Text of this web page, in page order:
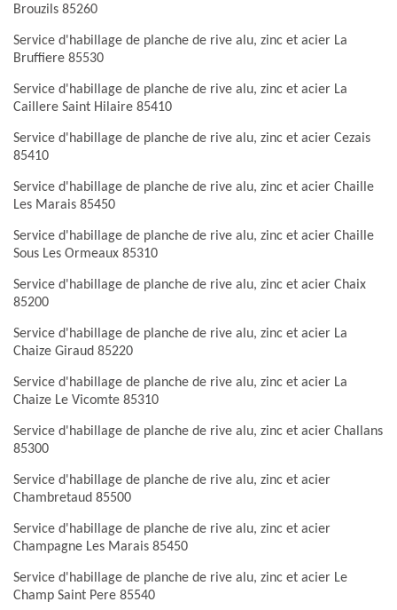
Brouzils 85260
Service d'habillage de planche de rive alu, zinc et acier La
Bruffiere 85530
Service d'habillage de planche de rive alu, zinc et acier La
Caillere Saint Hilaire 85410
Service d'habillage de planche de rive alu, zinc et acier Cezais
85410
Service d'habillage de planche de rive alu, zinc et acier Chaille
Les Marais 85450
Service d'habillage de planche de rive alu, zinc et acier Chaille
Sous Les Ormeaux 85310
Service d'habillage de planche de rive alu, zinc et acier Chaix
85200
Service d'habillage de planche de rive alu, zinc et acier La
Chaize Giraud 85220
Service d'habillage de planche de rive alu, zinc et acier La
Chaize Le Vicomte 85310
Service d'habillage de planche de rive alu, zinc et acier Challans
85300
Service d'habillage de planche de rive alu, zinc et acier
Chambretaud 85500
Service d'habillage de planche de rive alu, zinc et acier
Champagne Les Marais 85450
Service d'habillage de planche de rive alu, zinc et acier Le
Champ Saint Pere 85540